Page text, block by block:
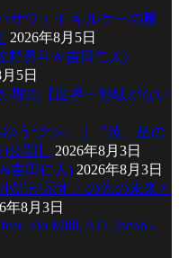
サウェイ キルケーの魔
2026年8月5日
野勇斗＆吉田仁人)
5日
理由【世界一無駄がない
うづつ-」｜『汝、星の
開】
2026年8月3日
吉田仁人) 2026年8月3日
説が示すこの先の未来と
年8月3日
Flo Milli, ATL Jacob -